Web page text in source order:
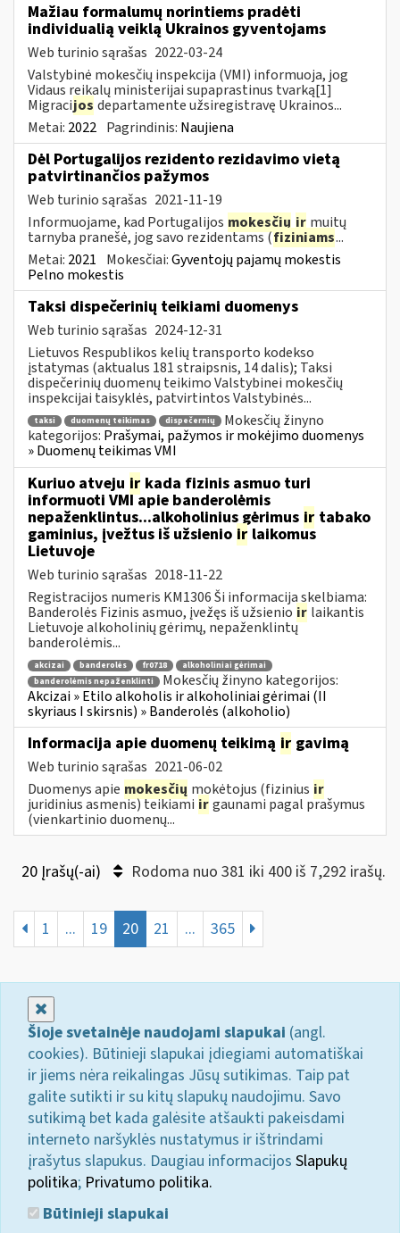
Mažiau formalumų norintiems pradėti
individualią veiklą Ukrainos gyventojams
Web turinio sąrašas 2022-03-24
Valstybinė mokesčių inspekcija (VMI) informuoja, jog
Vidaus reikalų ministerijai supaprastinus tvarką[1]
Migracijos departamente užsiregistravę Ukrainos...
Metai: 2022 Pagrindinis: Naujiena
Dėl Portugalijos rezidento rezidavimo vietą
patvirtinančios pažymos
Web turinio sąrašas 2021-11-19
Informuojame, kad Portugalijos mokesčių ir muitų
tarnyba pranešė, jog savo rezidentams (fiziniams...
Metai: 2021 Mokesčiai:Gyventojų pajamų mokestis
Pelno mokestis
Taksi dispečerinių teikiami duomenys
Web turinio sąrašas 2024-12-31
Lietuvos Respublikos kelių transporto kodekso
įstatymas (aktualus 181 straipsnis, 14 dalis); Taksi
dispečerinių duomenų teikimo Valstybinei mokesčių
inspekcijai taisyklės, patvirtintos Valstybinės...
taksi duomenų teikimas dispečernių
Mokesčių žinyno
kategorijos: Prašymai, pažymos ir mokėjimo duomenys
» Duomenų teikimas VMI
Kuriuo atveju ir kada fizinis asmuo turi
informuoti VMI apie banderolėmis
nepaženklintus...alkoholinius gėrimus ir tabako
gaminius, įvežtus iš užsienio ir laikomus
Lietuvoje
Web turinio sąrašas 2018-11-22
Registracijos numeris KM1306 Ši informacija skelbiama:
Banderolės Fizinis asmuo, įvežęs iš užsienio ir laikantis
Lietuvoje alkoholinių gėrimų, nepaženklintų
banderolėmis...
akcizai banderolės fr0718
alkoholiniai gėrimai
banderolėmis nepaženklinti
Mokesčių žinyno kategorijos:
Akcizai » Etilo alkoholis ir alkoholiniai gėrimai (II
skyriaus I skirsnis) » Banderolės (alkoholio)
Informacija apie duomenų teikimą ir gavimą
Web turinio sąrašas 2021-06-02
Duomenys apie mokesčių mokėtojus (fizinius ir
juridinius asmenis) teikiami irgaunami pagal prašymus
(vienkartinio duomenų...
20 Įrašų(-ai) Rodoma nuo 381 iki 400 iš 7,292 irašų.
1 ... 19 20 21 ... 365
Šioje svetainėje naudojami slapukai (angl.
cookies). Būtinieji slapukai įdiegiami automatiškai
ir jiems nėra reikalingas Jūsų sutikimas. Taip pat
galite sutikti ir su kitų slapukų naudojimu. Savo
sutikimą bet kada galėsite atšaukti pakeisdami
interneto naršyklės nustatymus ir ištrindami
įrašytus slapukus. Daugiau informacijos Slapukų
politika; Privatumo politika.
Būtinieji slapukai